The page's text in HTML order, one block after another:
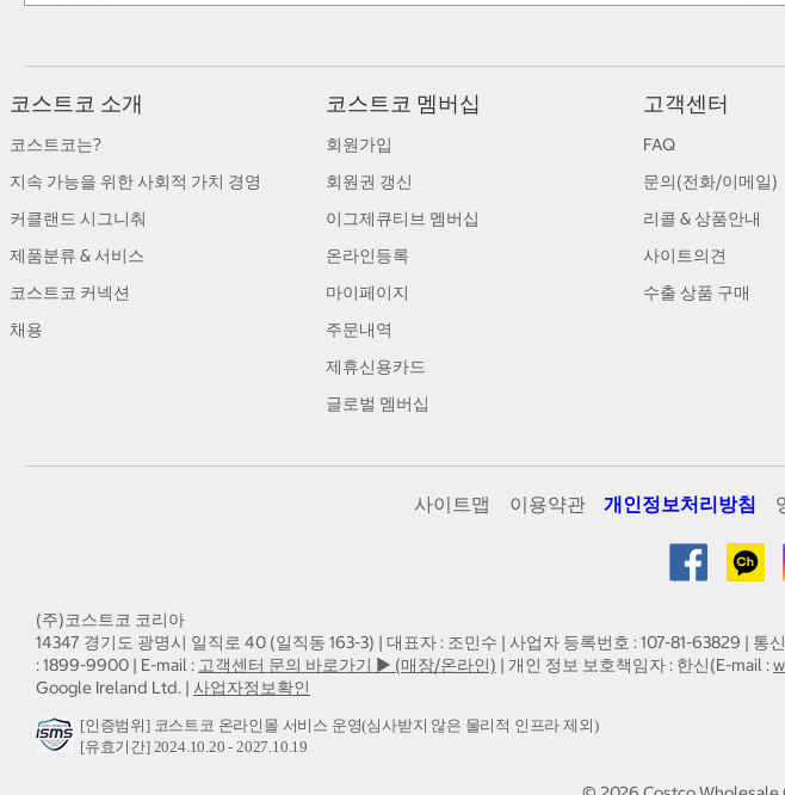
코스트코 소개
코스트코는?
지속 가능을 위한 사회적 가치 경영
커클랜드 시그니춰
제품분류 & 서비스
코스트코 커넥션
채용
코스트코 멤버십
회원가입
회원권 갱신
이그제큐티브 멤버십
온라인등록
마이페이지
주문내역
제휴신용카드
글로벌 멤버십
고객센터
FAQ
문의(전화/이메일)
리콜 & 상품안내
사이트의견
수출 상품 구매
사이트맵 이용약관 개인정보처리방침
(주)코스트코 코리아
14347 경기도 광명시 일직로 40 (일직동 163-3) | 대표자 : 조민수 | 사업자 등록번호 : 107-81-63829 | 통
: 1899-9900 | E-mail : 고객센터 문의 바로가기 ▶ (매장/온라인) | 개인 정보 보호책임자 : 한신(E-mail :
Google Ireland Ltd. | 사업자정보확인
[인증범위] 코스트코 온라인몰 서비스 운영(심사받지 않은 물리적 인프라 제외)
[유효기간] 2024.10.20 - 2027.10.19